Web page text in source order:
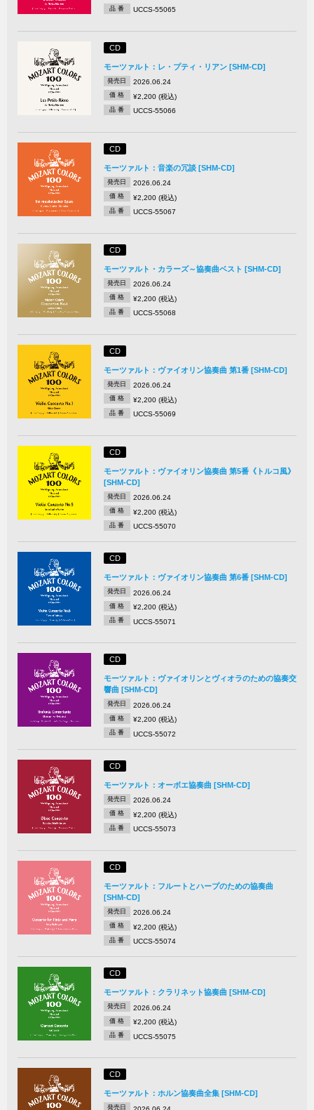
品 番 UCCS-55065
CD
モーツァルト：レ・プティ・リアン [SHM-CD]
発売日 2026.06.24
価 格 ¥2,200 (税込)
品 番 UCCS-55066
CD
モーツァルト：音楽の冗談 [SHM-CD]
発売日 2026.06.24
価 格 ¥2,200 (税込)
品 番 UCCS-55067
CD
モーツァルト・カラーズ～協奏曲ベスト [SHM-CD]
発売日 2026.06.24
価 格 ¥2,200 (税込)
品 番 UCCS-55068
CD
モーツァルト：ヴァイオリン協奏曲 第1番 [SHM-CD]
発売日 2026.06.24
価 格 ¥2,200 (税込)
品 番 UCCS-55069
CD
モーツァルト：ヴァイオリン協奏曲 第5番《トルコ風》
[SHM-CD]
発売日 2026.06.24
価 格 ¥2,200 (税込)
品 番 UCCS-55070
CD
モーツァルト：ヴァイオリン協奏曲 第6番 [SHM-CD]
発売日 2026.06.24
価 格 ¥2,200 (税込)
品 番 UCCS-55071
CD
モーツァルト：ヴァイオリンとヴィオラのための協奏交
響曲 [SHM-CD]
発売日 2026.06.24
価 格 ¥2,200 (税込)
品 番 UCCS-55072
CD
モーツァルト：オーボエ協奏曲 [SHM-CD]
発売日 2026.06.24
価 格 ¥2,200 (税込)
品 番 UCCS-55073
CD
モーツァルト：フルートとハープのための協奏曲
[SHM-CD]
発売日 2026.06.24
価 格 ¥2,200 (税込)
品 番 UCCS-55074
CD
モーツァルト：クラリネット協奏曲 [SHM-CD]
発売日 2026.06.24
価 格 ¥2,200 (税込)
品 番 UCCS-55075
CD
モーツァルト：ホルン協奏曲全集 [SHM-CD]
発売日